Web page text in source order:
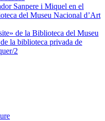
Sanpere i Miquel en el
del Museu Nacional d’Art
de la Biblioteca del Museu
la biblioteca privada de
2